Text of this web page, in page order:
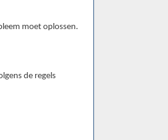
moet oplossen.
de regels